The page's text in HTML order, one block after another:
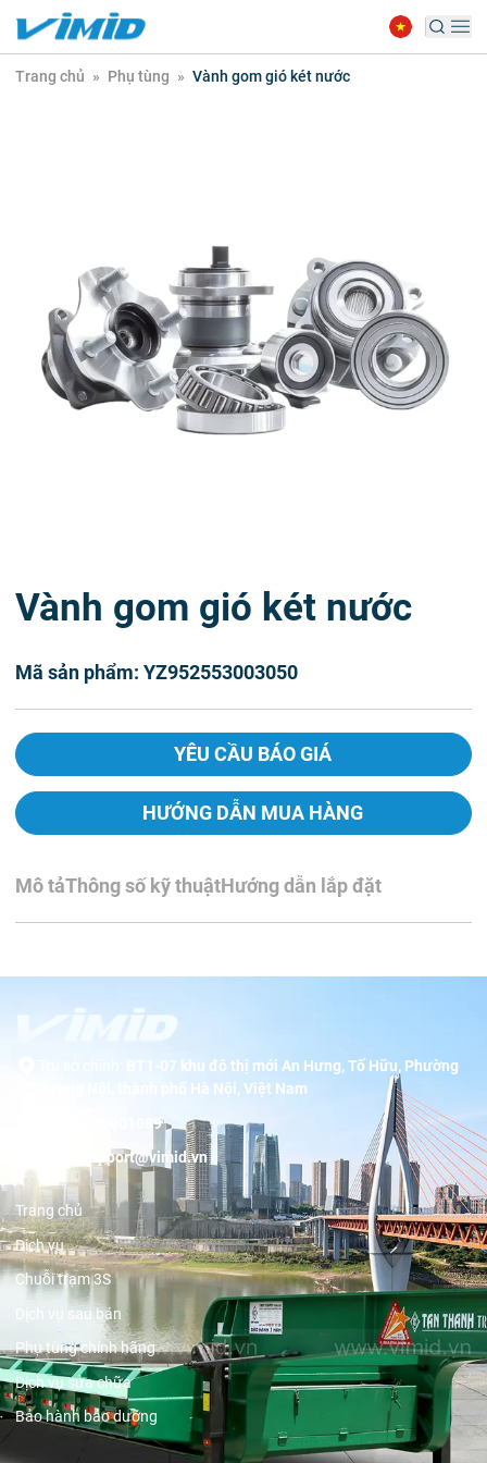
Trang chủ » Phụ tùng » Vành gom gió két nước
Vành gom gió két nước
Mã sản phẩm: YZ952553003050
YÊU CẦU BÁO GIÁ
HƯỚNG DẪN MUA HÀNG
Mô tảThông số kỹ thuậtHướng dẫn lắp đặt
BT1-07 khu đô thị mới An Hưng, Tố Hữu, Phường
Dương Nội, thành phố Hà Nội, Việt Nam
19001089
support@vimid.vn
Trang chủ
Dịch vụ
Chuỗi trạm 3S
Dịch vụ sau bán
Phụ tùng chính hãng
Dịch vụ sửa chữa
Bảo hành bảo dưỡng